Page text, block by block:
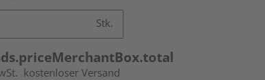
Stk.
kostenloser Versand